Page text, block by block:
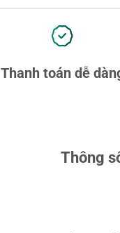
Thanh toán dễ
Thông